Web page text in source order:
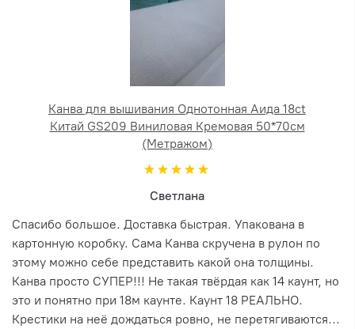
Канва для вышивания Однотонная Аида 18ct
Китай GS209 Виниловая Кремовая 50*70см
(Метражом)
Светлана
Спасибо большое. Доставка быстрая. Упакована в
картонную коробку. Сама Канва скручена в рулон по
этому можно себе представить какой она толщины.
Канва просто СУПЕР!!! Не такая твёрдая как 14 каунт, но
это и понятно при 18м каунте. Каунт 18 РЕАЛЬНО.
Крестики на неё дождаться ровно, не перетягиваются...